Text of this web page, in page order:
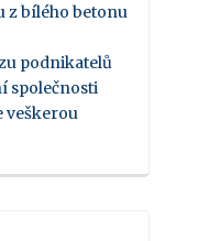
z bílého betonu
podnikatelů
společnosti
veškerou